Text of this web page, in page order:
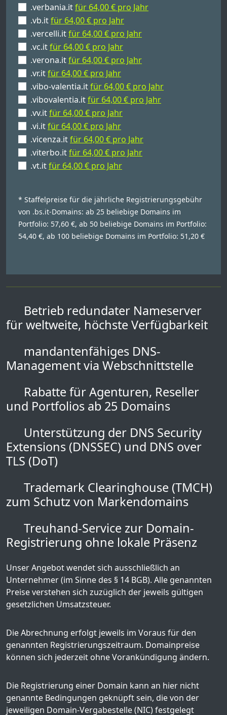
.verbania.itfür 64,00 € pro Jahr
.vb.itfür 64,00 € pro Jahr
.vercelli.itfür 64,00 € pro Jahr
.vc.itfür 64,00 € pro Jahr
.verona.itfür 64,00 € pro Jahr
.vr.itfür 64,00 € pro Jahr
.vibo-valentia.itfür 64,00 € pro Jahr
.vibovalentia.itfür 64,00 € pro Jahr
.vv.itfür 64,00 € pro Jahr
.vi.itfür 64,00 € pro Jahr
.vicenza.itfür 64,00 € pro Jahr
.viterbo.itfür 64,00 € pro Jahr
.vt.itfür 64,00 € pro Jahr
* Staffelpreise für die jährliche Registrierungsgebühr
von .bs.it-Domains: ab 25 beliebige Domains im
Portfolio: 57,60 €, ab 50 beliebige Domains im Portfolio:
54,40 €, ab 100 beliebige Domains im Portfolio: 51,20 €
Betrieb redundater Nameserver
für weltweite, höchste Verfügbarkeit
mandantenfähiges DNS-
Management via Webschnittstelle
Rabatte für Agenturen, Reseller
und Portfolios ab 25 Domains
Unterstützung der DNS Security
Extensions (DNSSEC) und DNS over
TLS (DoT)
Trademark Clearinghouse (TMCH)
zum Schutz von Markendomains
Treuhand-Service zur Domain-
Registrierung ohne lokale Präsenz
Unser Angebot wendet sich ausschließlich an
Unternehmer (im Sinne des § 14 BGB). Alle genannten
Preise verstehen sich zuzüglich der jeweils gültigen
gesetzlichen Umsatzsteuer.
Die Abrechnung erfolgt jeweils im Voraus für den
genannten Registrierungszeitraum. Domainpreise
können sich jederzeit ohne Vorankündigung ändern.
Die Registrierung einer Domain kann an hier nicht
genannte Bedingungen geknüpft sein, die von der
jeweiligen Domain-Vergabestelle (NIC) festgelegt